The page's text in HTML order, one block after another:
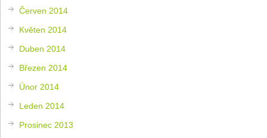
Červen 2014
Květen 2014
Duben 2014
Březen 2014
Únor 2014
Leden 2014
Prosinec 2013